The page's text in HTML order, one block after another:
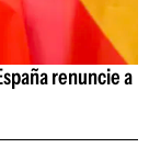
renuncie a